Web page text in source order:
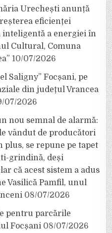
Urechești anunță
eficienței
inteligentă a energiei în
Cultural, Comuna
10/07/2026
Saligny” Focșani, pe
din județul Vrancea
07/2026
nou semnal de alarmă:
vândut de producători
plus, se repune pe tapet
grindină, deși
că acest sistem a adus
Vasilică Pamfil, unul
08/07/2026
pentru parcările
Focșani 08/07/2026